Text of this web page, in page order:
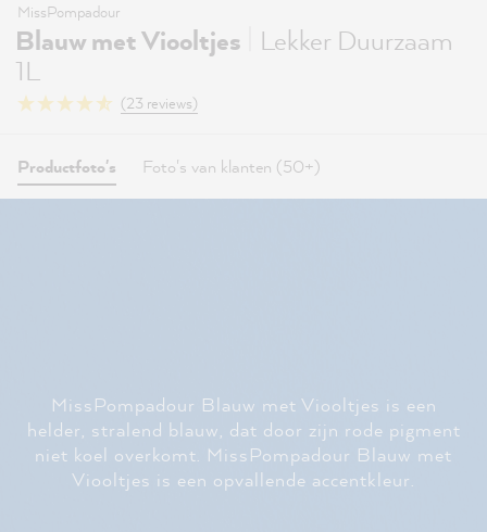
MissPompadour
Blauw met Viooltjes
Lekker Duurzaam
1L
(23 reviews)
Productfoto's Foto's van klanten (50+)
MissPompadour Blauw met Viooltjes is een
helder, stralend blauw, dat door zijn rode pigment
niet koel overkomt. MissPompadour Blauw met
Viooltjes is een opvallende accentkleur.